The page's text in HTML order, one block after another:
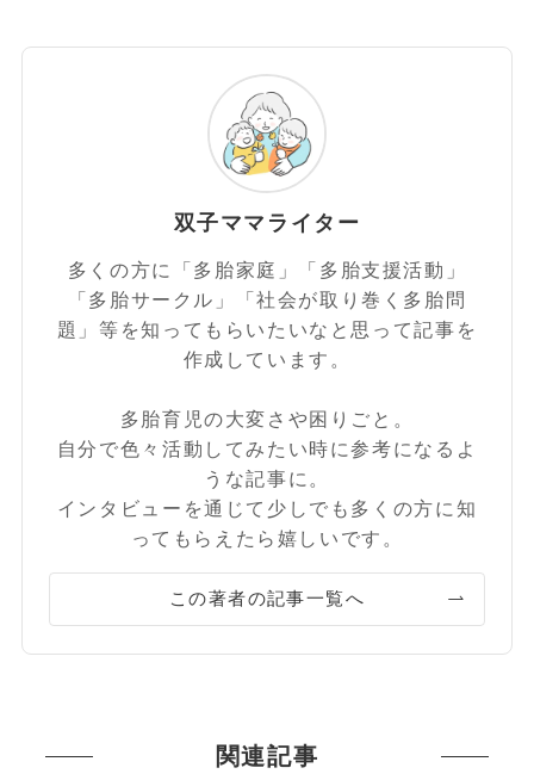
双子ママライター
多くの方に「多胎家庭」「多胎支援活動」
「多胎サークル」「社会が取り巻く多胎問
題」等を知ってもらいたいなと思って記事を
作成しています。
多胎育児の大変さや困りごと。
自分で色々活動してみたい時に参考になるよ
うな記事に。
インタビューを通じて少しでも多くの方に知
ってもらえたら嬉しいです。
この著者の記事一覧へ
関連記事